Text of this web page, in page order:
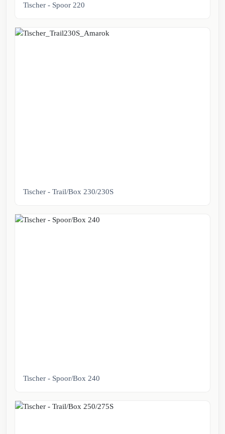
Tischer - Spoor 220
Tischer - Trail/Box 230/230S
Tischer - Spoor/Box 240